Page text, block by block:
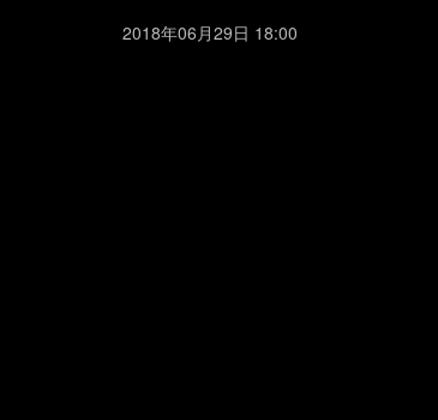
2018年06月29日 18:00